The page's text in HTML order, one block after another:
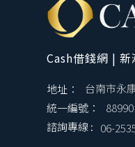
Cash借錢網 | 新
地址：
台南市永
統一編號：
諮詢專線 : 06-